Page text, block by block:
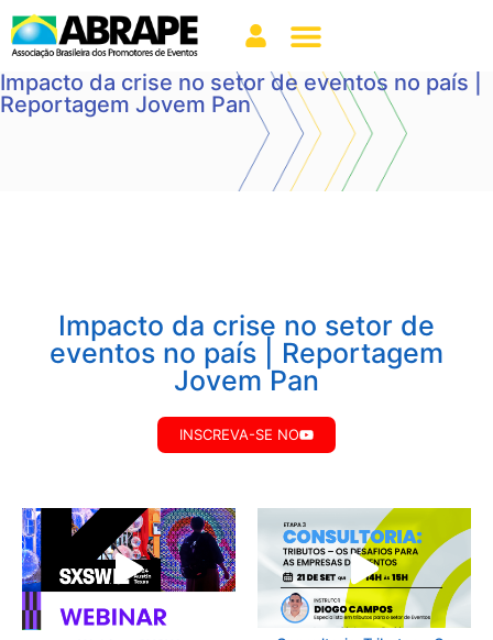
Impacto da crise no setor de eventos no país |
Reportagem Jovem Pan
Impacto da crise no setor de
eventos no país | Reportagem
Jovem Pan
INSCREVA-SE NO